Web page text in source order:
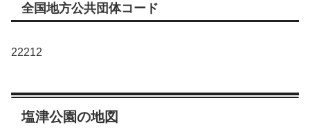
全国地方公共団体コード
22212
塩津公園の地図